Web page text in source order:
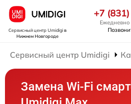
Сервисный центр Umidigiв
Нижнем Новгороде
+7
Сервисный центр Umidigi
Замена Wi-Fi